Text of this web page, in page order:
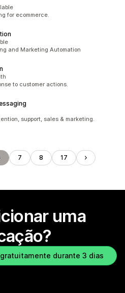
for ecommerce.
and Marketing Automation
to customer actions.
support, sales & marketing.
7 8 17
uma
durante 3 dias